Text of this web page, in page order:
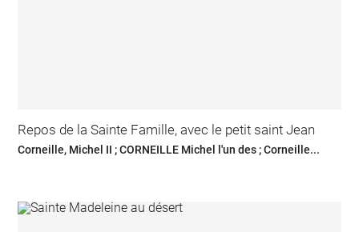
Repos de la Sainte Famille, avec le petit saint Jean
Corneille, Michel II ; CORNEILLE Michel l'un des ; Corneille...